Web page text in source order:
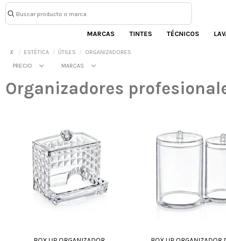
MARCAS TINTES TÉCNICOS
ESTÉTICA ÚTILES
ORGANIZADORES
PRECIO
MARCAS
Organizadores